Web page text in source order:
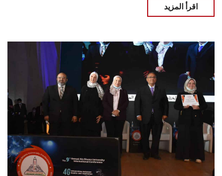
اقرأ المزيد